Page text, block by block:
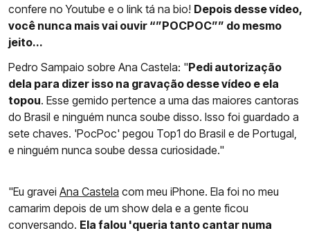
confere no Youtube e o link tá na bio! Depois desse vídeo,
você nunca mais vai ouvir “”POCPOC”” do mesmo
jeito...
Pedro Sampaio sobre Ana Castela: "Pedi autorização
dela para dizer isso na gravação desse vídeo e ela
topou. Esse gemido pertence a uma das maiores cantoras
do Brasil e ninguém nunca soube disso. Isso foi guardado a
sete chaves. 'PocPoc' pegou Top1 do Brasil e de Portugal,
e ninguém nunca soube dessa curiosidade."
"Eu gravei Ana Castela com meu iPhone. Ela foi no meu
camarim depois de um show dela e a gente ficou
conversando. Ela falou 'queria tanto cantar numa